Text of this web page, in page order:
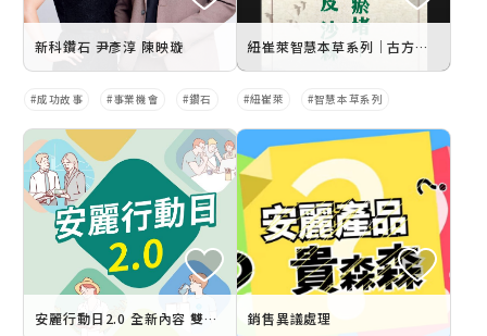
新科鑽石 尹彥淳 陳映璇
成功故事 事業機會 鑽石
紐崔萊智慧本草系列｜古方今治 對抗瘀堵 — 當歸 陳皮 沙棘
紐崔萊 智慧本草系列
安麗行動日2.0 全新內容 雙月舉辦 銷售異議處理